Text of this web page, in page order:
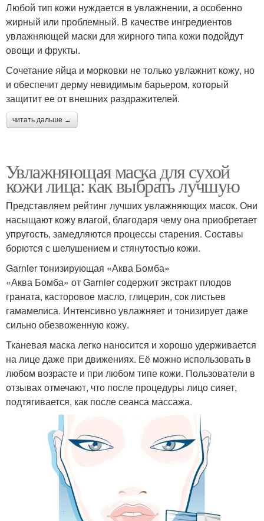
Любой тип кожи нуждается в увлажнении, а особенно
жирный или проблемный. В качестве ингредиентов
увлажняющей маски для жирного типа кожи подойдут
овощи и фрукты.
Сочетание яйца и морковки не только увлажнит кожу, но
и обеспечит дерму невидимым барьером, который
защитит ее от внешних раздражителей.
читать дальше →
Увлажняющая маска для сухой
кожи лица: как выбрать лучшую
Представляем рейтинг лучших увлажняющих масок. Они
насыщают кожу влагой, благодаря чему она приобретает
упругость, замедляются процессы старения. Составы
борются с шелушением и стянутостью кожи.
Garnier тонизирующая «Аква Бомба»
«Аква Бомба» от Garnier содержит экстракт плодов
граната, касторовое масло, глицерин, сок листьев
гамамелиса. Интенсивно увлажняет и тонизирует даже
сильно обезвоженную кожу.
Тканевая маска легко наносится и хорошо удерживается
на лице даже при движениях. Её можно использовать в
любом возрасте и при любом типе кожи. Пользователи в
отзывах отмечают, что после процедуры лицо сияет,
подтягивается, как после сеанса массажа.